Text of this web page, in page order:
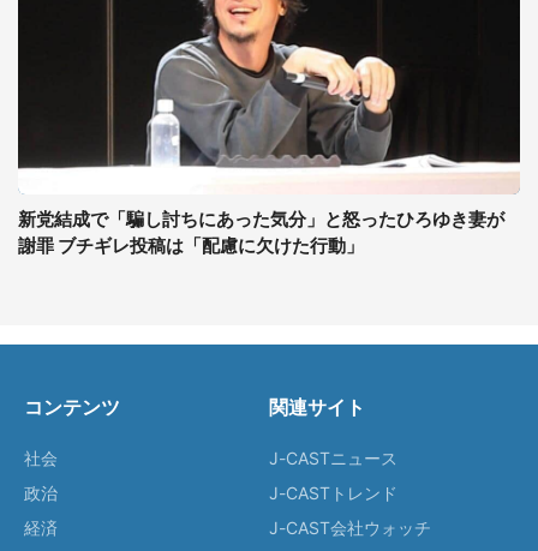
新党結成で「騙し討ちにあった気分」と怒ったひろゆき妻が
謝罪 ブチギレ投稿は「配慮に欠けた行動」
コンテンツ
社会
政治
経済
関連サイト
J-CASTニュース
J-CASTトレンド
J-CAST会社ウォッチ